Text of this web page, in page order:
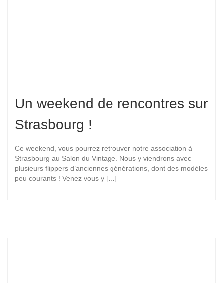
Un weekend de rencontres sur
Strasbourg !
Ce weekend, vous pourrez retrouver notre association à
Strasbourg au Salon du Vintage. Nous y viendrons avec
plusieurs flippers d’anciennes générations, dont des modèles
peu courants ! Venez vous y […]